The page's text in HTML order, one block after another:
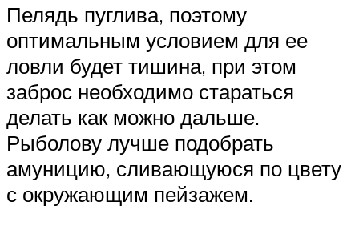
Пелядь пуглива, поэтому
оптимальным условием для ее
ловли будет тишина, при этом
заброс необходимо стараться
делать как можно дальше.
Рыболову лучше подобрать
амуницию, сливающуюся по цвету
с окружающим пейзажем.